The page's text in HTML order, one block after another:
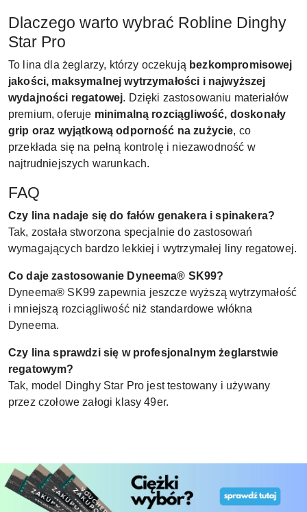
Dlaczego warto wybrać Robline Dinghy
Star Pro
To lina dla żeglarzy, którzy oczekują bezkompromisowej
jakości, maksymalnej wytrzymałości i najwyższej
wydajności regatowej. Dzięki zastosowaniu materiałów
premium, oferuje minimalną rozciągliwość, doskonały
grip oraz wyjątkową odporność na zużycie, co
przekłada się na pełną kontrolę i niezawodność w
najtrudniejszych warunkach.
FAQ
Czy lina nadaje się do fałów genakera i spinakera?
Tak, została stworzona specjalnie do zastosowań
wymagających bardzo lekkiej i wytrzymałej liny regatowej.
Co daje zastosowanie Dyneema® SK99?
Dyneema® SK99 zapewnia jeszcze wyższą wytrzymałość
i mniejszą rozciągliwość niż standardowe włókna
Dyneema.
Czy lina sprawdzi się w profesjonalnym żeglarstwie
regatowym?
Tak, model Dinghy Star Pro jest testowany i używany
przez czołowe załogi klasy 49er.